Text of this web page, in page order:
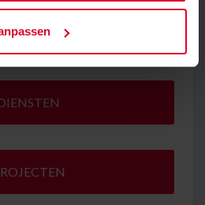
van juiste levertijd